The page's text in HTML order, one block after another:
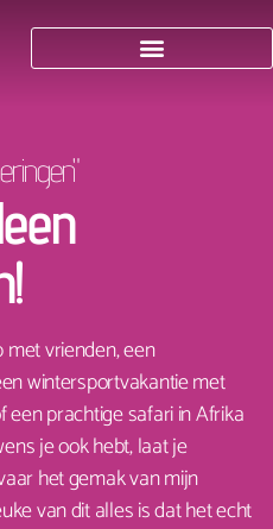
vrienden, een
wintersportvakantie met
prachtige safari in Afrika
je ook hebt, laat je
het gemak van mijn
van dit alles is dat het echt